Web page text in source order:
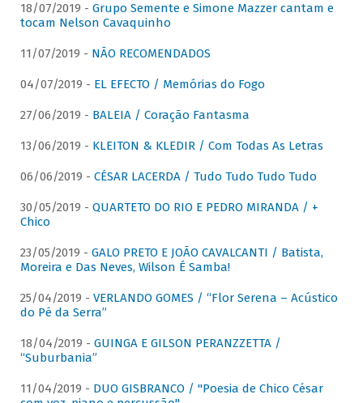
18/07/2019 - Grupo Semente e Simone Mazzer cantam e
tocam Nelson Cavaquinho
11/07/2019 - NÃO RECOMENDADOS
04/07/2019 - EL EFECTO / Memórias do Fogo
27/06/2019 - BALEIA / Coração Fantasma
13/06/2019 - KLEITON & KLEDIR / Com Todas As Letras
06/06/2019 - CÉSAR LACERDA / Tudo Tudo Tudo Tudo
30/05/2019 - QUARTETO DO RIO E PEDRO MIRANDA / +
Chico
23/05/2019 - GALO PRETO E JOÃO CAVALCANTI / Batista,
Moreira e Das Neves, Wilson É Samba!
25/04/2019 - VERLANDO GOMES / “Flor Serena – Acústico
do Pé da Serra”
18/04/2019 - GUINGA E GILSON PERANZZETTA /
“Suburbania”
11/04/2019 - DUO GISBRANCO / "Poesia de Chico César